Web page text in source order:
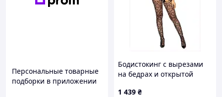
Персональные товарные
подборки в приложении
Бодистокинг с вырезами
на бедрах и открытой
8A75X0542
1 439 ₴